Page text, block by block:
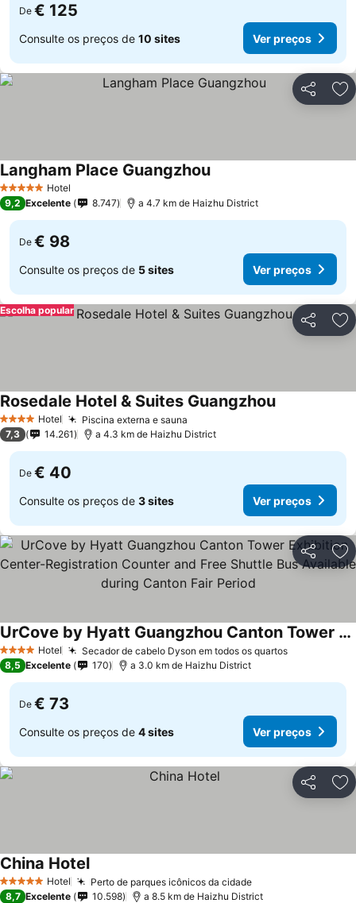
De € 125
Consulte os preços de 10 sites Ver preços
Partilhar
5 Estrelas Hotel
Langham Place Guangzhou
9,2 Excelente 8.747 a 4.7 km de Haizhu District
De € 98
Consulte os preços de 5 sites Ver preços
Partilhar
Escolha popular
4 EstrelasHotel Piscina externa e sauna
Rosedale Hotel & Suites Guangzhou
7,3 14.261 a 4.3 km de Haizhu District
De € 40
Consulte os preços de 3 sites Ver preços
Partilhar
4 EstrelasHotel Secador de cabelo Dyson em todos os quartos
UrCove by Hyatt Guangzhou Canton Tower Exhibition Center-Registration Counter and Free Shuttle Bus Available during Canton Fair Period
8,5 Excelente 170 a 3.0 km de Haizhu District
De € 73
Consulte os preços de 4 sites Ver preços
Partilhar
5 Estrelas Hotel Perto de parques icônicos da cidade
China Hotel
8,7 Excelente 10.598 a 8.5 km de Haizhu District